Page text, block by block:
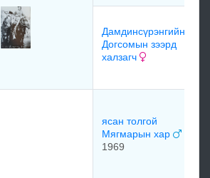
Дамдинсүрэнгийн
Догсомын зээрд
халзагч
ясан толгой
Мягмарын хар
1969